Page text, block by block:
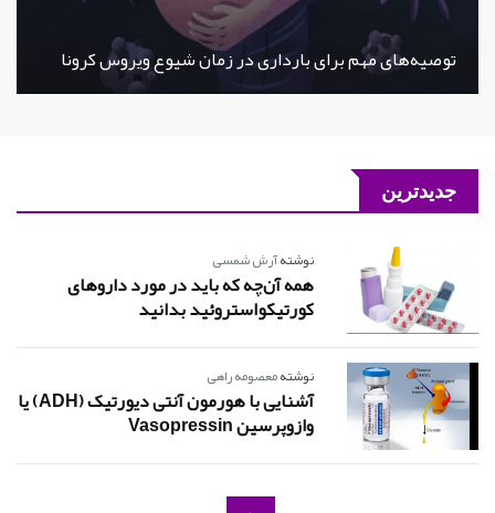
توصیه‌های مهم برای بارداری در زمان شیوع ویروس کرونا
جدیدترین
نوشتهآرش شمسی
همه آن‌چه که باید در مورد داروهای
کورتیکواستروئید بدانید
نوشتهمعصومه راهی
آشنایی با هورمون آنتی دیورتیک (ADH) یا
وازوپرسین Vasopressin